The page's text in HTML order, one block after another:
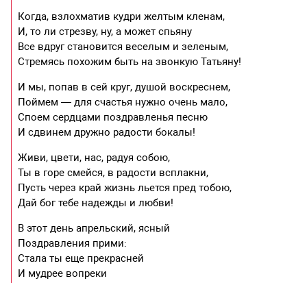
Когда, взлохматив кудри желтым кленам,
И, то ли стрезву, ну, а может спьяну
Все вдруг становится веселым и зеленым,
Стремясь похожим быть на звонкую Татьяну!
И мы, попав в сей круг, душой воскреснем,
Поймем — для счастья нужно очень мало,
Споем сердцами поздравленья песню
И сдвинем дружно радости бокалы!
Живи, цвети, нас, радуя собою,
Ты в горе смейся, в радости всплакни,
Пусть через край жизнь льется пред тобою,
Дай бог тебе надежды и любви!
В этот день апрельский, ясный
Поздравления прими:
Стала ты еще прекрасней
И мудрее вопреки